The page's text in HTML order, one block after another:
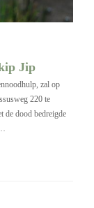
Jip
zal op
220 te
de dood bedreigde